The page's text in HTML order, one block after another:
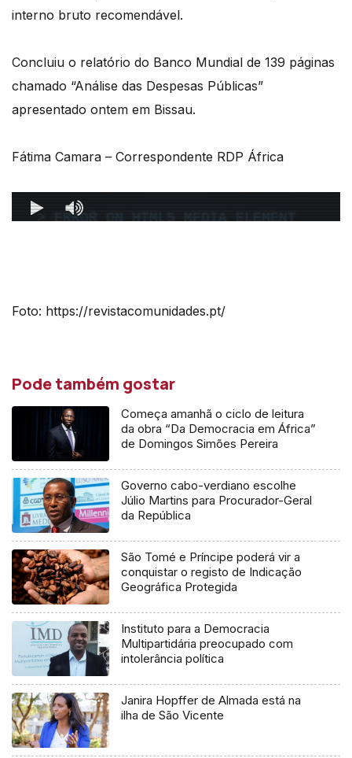
interno bruto recomendável.
Concluiu o relatório do Banco Mundial de 139 páginas
chamado “Análise das Despesas Públicas”
apresentado ontem em Bissau.
Fátima Camara – Correspondente RDP África
Foto: https://revistacomunidades.pt/
Pode também gostar
Começa amanhã o ciclo de leitura
da obra “Da Democracia em África”
de Domingos Simões Pereira
Governo cabo-verdiano escolhe
Júlio Martins para Procurador-Geral
da República
São Tomé e Príncipe poderá vir a
conquistar o registo de Indicação
Geográfica Protegida
Instituto para a Democracia
Multipartidária preocupado com
intolerância política
Janira Hopffer de Almada está na
ilha de São Vicente